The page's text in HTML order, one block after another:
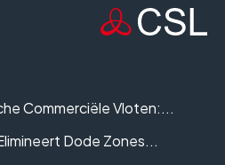
Commerciële Vloten:...
Dode Zones...